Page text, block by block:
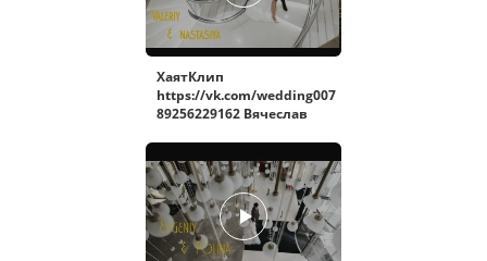
ХаятКлип
https://vk.com/wedding007
89256229162 Вячеслав